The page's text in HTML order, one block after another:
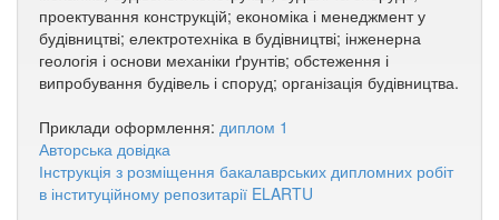
проектування конструкцій; економіка і менеджмент у
будівництві; електротехніка в будівництві; інженерна
геологія і основи механіки ґрунтів; обстеження і
випробування будівель і споруд; організація будівництва.
Приклади оформлення: диплом 1
Авторська довідка
Інструкція з розміщення бакалаврських дипломних робіт
в інституційному репозитарії ELARTU